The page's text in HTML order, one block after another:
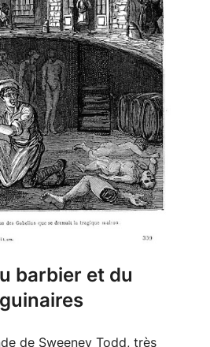
barbier et du
de Sweeney Todd, très